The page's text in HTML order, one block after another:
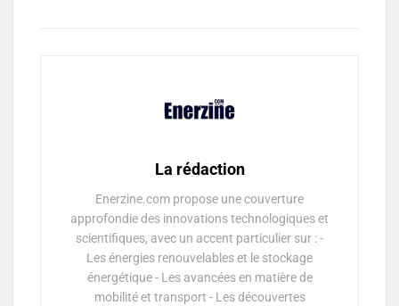
La rédaction
Enerzine.com propose une couverture
approfondie des innovations technologiques et
scientifiques, avec un accent particulier sur : -
Les énergies renouvelables et le stockage
énergétique - Les avancées en matière de
mobilité et transport - Les découvertes